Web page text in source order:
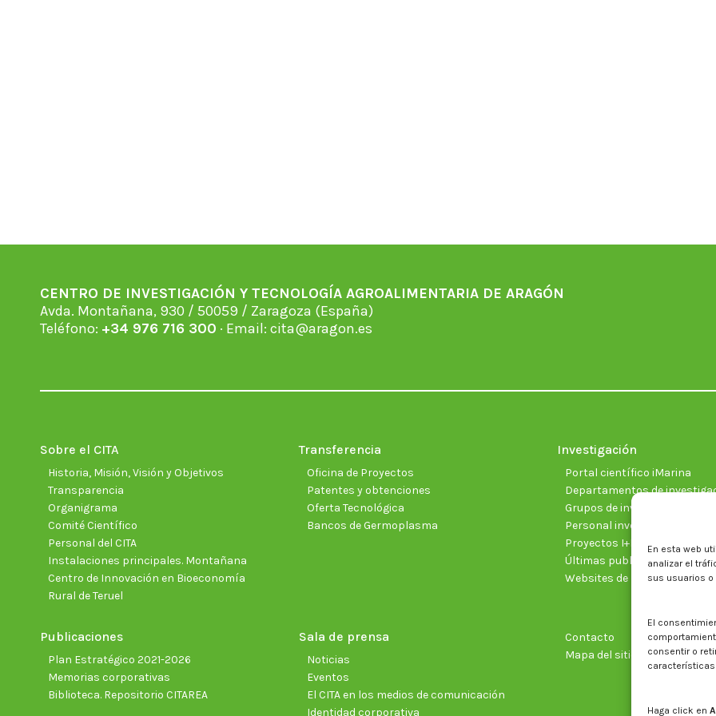
En esta web
analizar el
sus usuarios
El
consentir o
Haga click en
CENTRO DE INVESTIGACIÓN Y TECNOLOGÍA AGROALIMENTARIA DE ARAGÓN
Avda. Montañana, 930 / 50059 / Zaragoza (España)
Teléfono: +34 976 716 300 · Email: cita@aragon.es
Sobre el CITA
Historia, Misión, Visión y Objetivos
Transparencia
Organigrama
Comité Científico
Personal del CITA
Instalaciones principales. Montañana
Centro de Innovación en Bioeconomía
Rural de Teruel
Transferencia
Oficina de Proyectos
Patentes y obtenciones
Oferta Tecnológica
Bancos de Germoplasma
Investigación
Portal científico iMarina
Departamentos de
Grupos de investigación
Personal investigador
Proyectos I+D+I vigentes
Últimas publicaciones
Websites de proyectos
Publicaciones
Plan Estratégico 2021-2026
Memorias corporativas
Biblioteca. Repositorio CITAREA
Sala de prensa
Noticias
Eventos
El CITA en los medios de comunicación
Identidad corporativa
Contacto
Mapa del sitio web